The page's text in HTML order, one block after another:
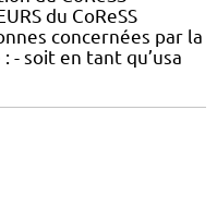
du CoReSS
concernées par la
soit en tant qu’usa